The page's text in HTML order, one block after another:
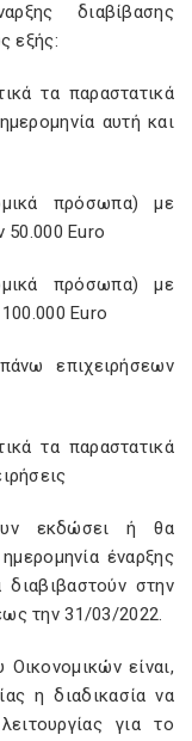
διαβίβασης
εξής:
τα παραστατικά
αυτή και
πρόσωπα) με
50.000 Euro
πρόσωπα) με
Euro
επιχειρήσεων
τα παραστατικά
εκδώσει ή θα
έναρξης
στην
την 31/03/2022.
είναι,
η διαδικασία να
για το